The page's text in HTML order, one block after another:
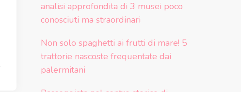
analisi approfondita di 3 musei poco
conosciuti ma straordinari
Non solo spaghetti ai frutti di mare! 5
trattorie nascoste frequentate dai
palermitani